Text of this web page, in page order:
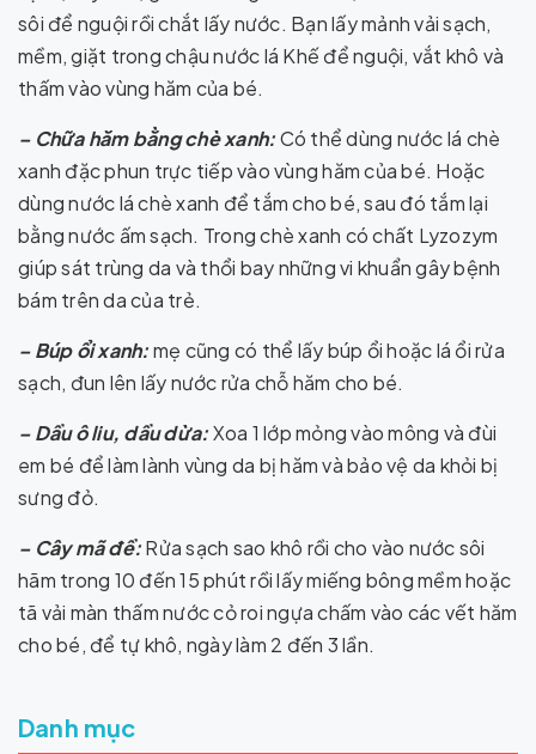
sôi để nguội rồi chắt lấy nước. Bạn lấy mảnh vải sạch,
mềm, giặt trong chậu nước lá Khế để nguội, vắt khô và
thấm vào vùng hăm của bé.
– Chữa hăm bằng chè xanh:Có thể dùng nước lá chè
xanh đặc phun trực tiếp vào vùng hăm của bé. Hoặc
dùng nước lá chè xanh để tắm cho bé, sau đó tắm lại
bằng nước ấm sạch. Trong chè xanh có chất Lyzozym
giúp sát trùng da và thổi bay những vi khuẩn gây bệnh
bám trên da của trẻ.
– Búp ổi xanh:mẹ cũng có thể lấy búp ổi hoặc lá ổi rửa
sạch, đun lên lấy nước rửa chỗ hăm cho bé.
– Dầu ô liu, dầu dừa:Xoa 1 lớp mỏng vào mông và đùi
em bé để làm lành vùng da bị hăm và bảo vệ da khỏi bị
sưng đỏ.
– Cây mã đề:Rửa sạch sao khô rồi cho vào nước sôi
hãm trong 10 đến 15 phút rồi lấy miếng bông mềm hoặc
tã vải màn thấm nước cỏ roi ngựa chấm vào các vết hăm
cho bé, để tự khô, ngày làm 2 đến 3 lần.
Danh mục